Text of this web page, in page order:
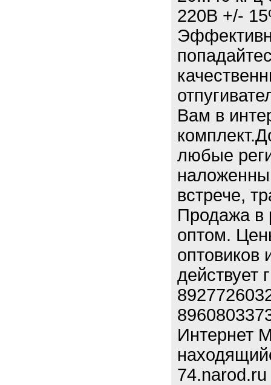
220В +/-
Вам в
любые
встрече,
Продажа в
оптом.
оптовиков
действует
Интернет
74.narod.ru